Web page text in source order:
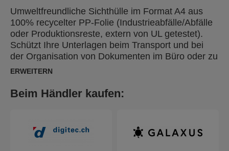
Umweltfreundliche Sichthülle im Format A4 aus
100% recycelter PP-Folie (Industrieabfälle/Abfälle
oder Produktionsreste, extern von UL getestet).
Schützt Ihre Unterlagen beim Transport und bei
der Organisation von Dokumenten im Büro oder zu
Hause. Das gesamte Produkt kann
die Kartonverpackung besteht zu 100% aus
ERWEITERN
Beim Händler kaufen: